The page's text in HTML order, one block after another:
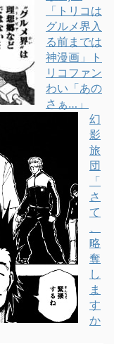
「トリコは
グルメ界入
る前までは
神漫画」ト
リコファン
わい「あの
さぁ…」
幻
影
旅
団
「
さ
て
、
略
奪
し
ま
す
か